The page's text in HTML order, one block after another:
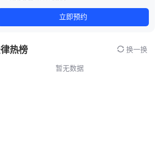
立即预约
热榜 换一换
暂无数据